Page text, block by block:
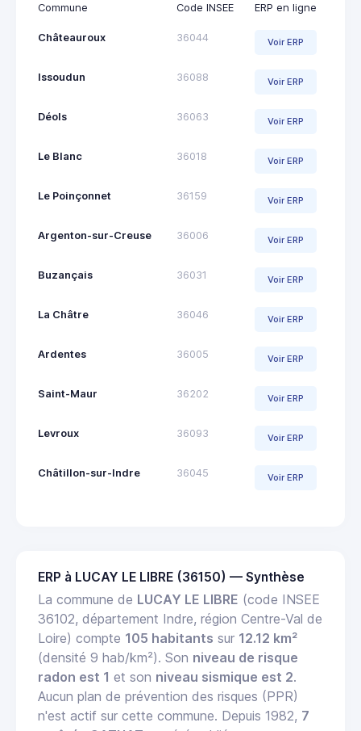
Commune Code INSEE ERP en ligne
Châteauroux 36044 Voir ERP
Issoudun 36088 Voir ERP
Déols 36063 Voir ERP
Le Blanc 36018 Voir ERP
Le Poinçonnet 36159 Voir ERP
Argenton-sur-Creuse 36006 Voir ERP
Buzançais 36031 Voir ERP
La Châtre 36046 Voir ERP
Ardentes 36005 Voir ERP
Saint-Maur 36202 Voir ERP
Levroux 36093 Voir ERP
Châtillon-sur-Indre 36045 Voir ERP
ERP à LUCAY LE LIBRE (36150) — Synthèse
La commune de LUCAY LE LIBRE (code INSEE
36102, département Indre, région Centre-Val de
Loire) compte 105 habitants sur 12.12 km²
(densité 9 hab/km²). Son niveau de risque
radon est 1 et son niveau sismique est 2.
Aucun plan de prévention des risques (PPR)
n'est actif sur cette commune. Depuis 1982, 7